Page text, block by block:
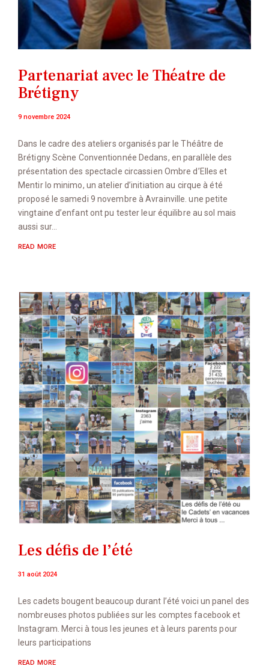
Partenariat avec le Théatre de
Brétigny
9 novembre 2024
Dans le cadre des ateliers organisés par le Théâtre de
Brétigny Scène Conventionnée Dedans, en parallèle des
présentation des spectacle circassien Ombre d’Elles et
Mentir lo minimo, un atelier d’initiation au cirque à été
proposé le samedi 9 novembre à Avrainville. une petite
vingtaine d’enfant ont pu tester leur équilibre au sol mais
aussi sur…
READ MORE
Les défis de l’été
31 août 2024
Les cadets bougent beaucoup durant l’été voici un panel des
nombreuses photos publiées sur les comptes facebook et
Instagram. Merci à tous les jeunes et à leurs parents pour
leurs participations
READ MORE